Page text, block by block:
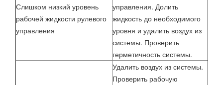
Слишком низкий уровень
рабочей жидкости рулевого
управления
управления. Долить
жидкость до необходимого
уровня и удалить воздух из
системы. Проверить
герметичность системы.
Удалить воздух из системы.
Проверить рабочую